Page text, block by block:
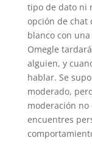
tipo de dato ni
opción de chat
blanco con
Omegle
alguien, y
hablar. Se
moderado,
moderación no
encuentres